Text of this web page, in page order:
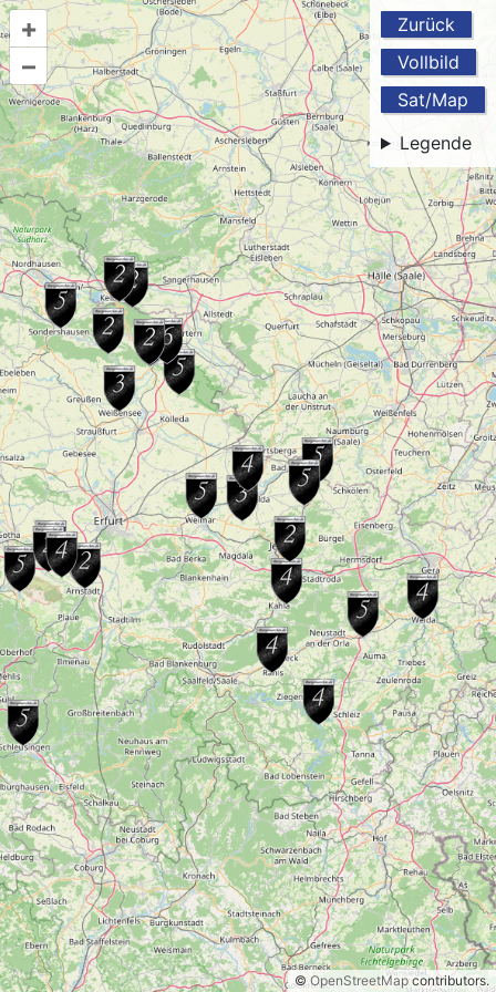
Zurück
Vollbild
Sat/Map
Legende
+
–
©OpenStreetMapcontributors.